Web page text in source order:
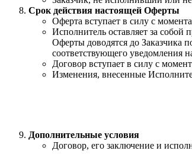
Срок действия настоящей Оферты
Оферта вступает в силу с
Исполнитель оставляет за
Оферты доводятся до Заказчика
соответствующего уведомления
Договор вступает в силу с
Изменения, внесенные
Дополнительные условия
Договор, его заключение и